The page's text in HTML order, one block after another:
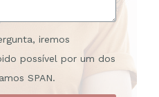
iremos
possível por um dos
SPAN.